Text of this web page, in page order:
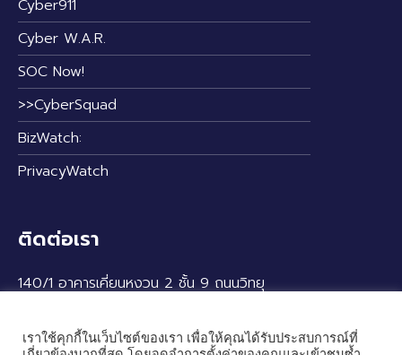
Cyber911
Cyber W.A.R.
SOC Now!
>>CyberSquad
BizWatch:
PrivacyWatch
ติดต่อเรา
140/1 อาคารเคี่ยนหงวน 2 ชั้น 9 ถนนวิทยุ
เราใช้คุกกี้ในเว็บไซต์ของเรา เพื่อให้คุณได้รับประสบการณ์ที่